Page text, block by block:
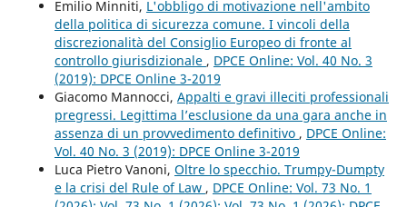
Emilio Minniti, L'obbligo di motivazione nell'ambito
della politica di sicurezza comune. I vincoli della
discrezionalità del Consiglio Europeo di fronte al
controllo giurisdizionale , DPCE Online: Vol. 40 No. 3
(2019): DPCE Online 3-2019
Giacomo Mannocci, Appalti e gravi illeciti professionali
pregressi. Legittima l’esclusione da una gara anche in
assenza di un provvedimento definitivo , DPCE Online:
Vol. 40 No. 3 (2019): DPCE Online 3-2019
Luca Pietro Vanoni, Oltre lo specchio. Trumpy-Dumpty
e la crisi del Rule of Law , DPCE Online: Vol. 73 No. 1